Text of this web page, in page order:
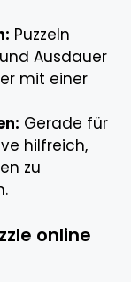
Puzzeln
Ausdauer
mit einer
Gerade für
hilfreich,
zu
online